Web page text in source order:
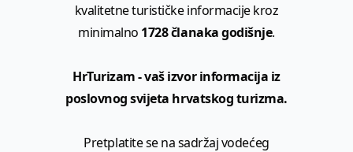
kvalitetne turističke informacije kroz
minimalno 1728 članaka godišnje.
HrTurizam - vaš izvor informacija iz
poslovnog svijeta hrvatskog turizma.
Pretplatite se na sadržaj vodećeg